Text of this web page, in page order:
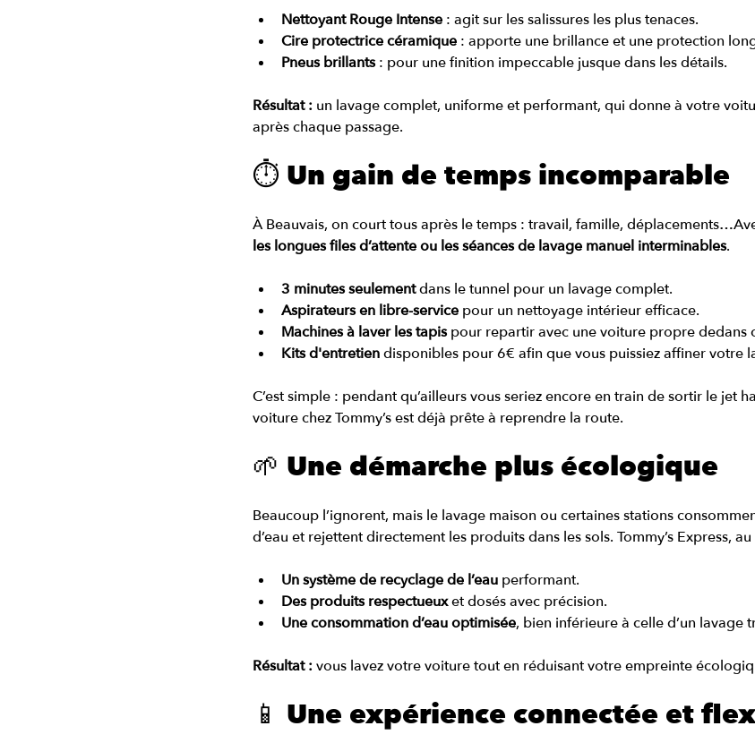
Nettoyant Rouge Intense : agit sur les salissures les plus tenaces.
Cire protectrice céramique : apporte une brillance et une protection
Pneus brillants : pour une finition impeccable jusque dans les détails.
Résultat : un lavage complet, uniforme et performant, qui donne à votre
après chaque passage.
⏱️ Un gain de temps incomparable
À Beauvais, on court tous après le temps : travail, famille,
les longues files d’attente ou les séances de lavage manuel interminables.
3 minutes seulement dans le tunnel pour un lavage complet.
Aspirateurs en libre-service pour un nettoyage intérieur efficace.
Machines à laver les tapis pour repartir avec une voiture propre dedans
Kits d'entretien disponibles pour 6€ afin que vous puissiez affiner votre
C’est simple : pendant qu’ailleurs vous seriez encore en train de sortir le jet
voiture chez Tommy’s est déjà prête à reprendre la route.
🌱 Une démarche plus écologique
Beaucoup l’ignorent, mais le lavage maison ou certaines stations
d’eau et rejettent directement les produits dans les sols. Tommy’s Express,
Un système de recyclage de l’eau performant.
Des produits respectueux et dosés avec précision.
Une consommation d’eau optimisée, bien inférieure à celle d’un lavage
Résultat : vous lavez votre voiture tout en réduisant votre empreinte
📱 Une expérience connectée et